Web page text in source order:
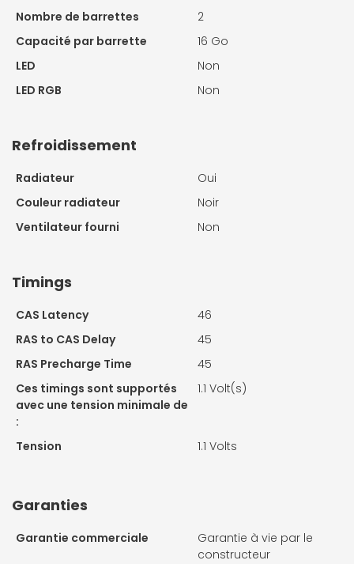
Nombre de barrettes
2
Capacité par barrette
16 Go
LED
Non
LED RGB
Non
Refroidissement
Radiateur
Oui
Couleur radiateur
Noir
Ventilateur fourni
Non
Timings
CAS Latency
46
RAS to CAS Delay
45
RAS Precharge Time
45
Ces timings sont supportés
avec une tension minimale de
:
1.1 Volt(s)
Tension 1.1 Volts
Garanties
Garantie commerciale
Garantie à vie par le
constructeur